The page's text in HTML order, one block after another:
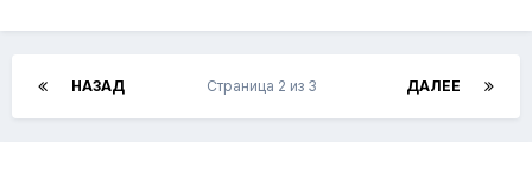
НАЗАД ДАЛЕЕ
Страница 2 из 3